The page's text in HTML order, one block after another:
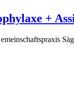
+